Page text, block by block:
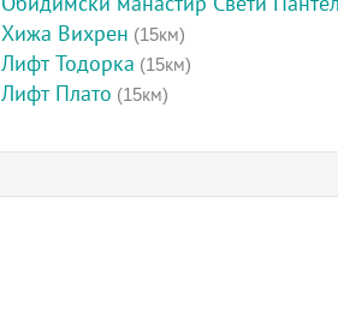
Хижа Вихрен (15км)
Лифт Тодорка (15км)
Лифт Плато (15км)